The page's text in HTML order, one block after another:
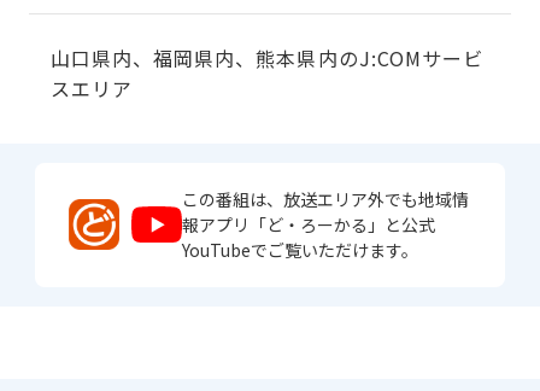
山口県内、福岡県内、熊本県内のJ:COMサービ
スエリア
この番組は、放送エリア外でも地域情
報アプリ「ど・ろーかる」と公式
YouTubeでご覧いただけます。